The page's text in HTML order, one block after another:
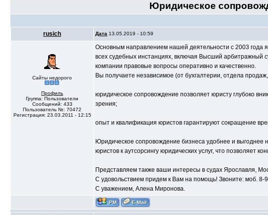
Юридическое
rusich Дата 13.05.2019 - 10:59
Сайты недорого
Профиль
Группа: Пользователи
Сообщений: 433
Пользователь №: 70472
Регистрация: 23.03.2011 - 12:15
Основным направлением нашей деятельности с 2003 года
всех судебных инстанциях, включая Высший
компании правовые вопросы оперативно и качественно.
Вы получаете независимое (от бухгалтерии, отдела
юридическое сопровождение позволяет юристу глубоко
зрения;
опыт и квалификация юристов гарантируют сокращение
Юридическое сопровождение бизнеса удобнее и выгоднее
юристов к аутсорсингу юридических услуг, что позволяет
Представляем также ваши интересы в судах Ярославля,
С удовольствием придем к Вам на помощь! Звоните: моб. 8-
С уважением, Алена Миронова.